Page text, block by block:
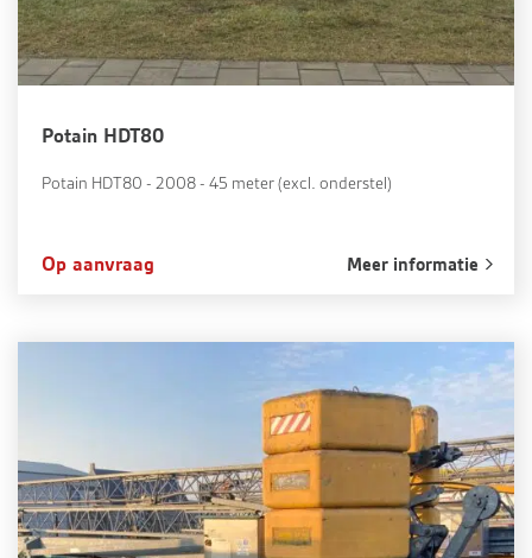
Potain HDT80
Potain HDT80 - 2008 - 45 meter (excl. onderstel)
Op aanvraag Meer informatie